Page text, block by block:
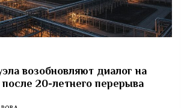
возобновляют диалог на
20-летнего перерыва